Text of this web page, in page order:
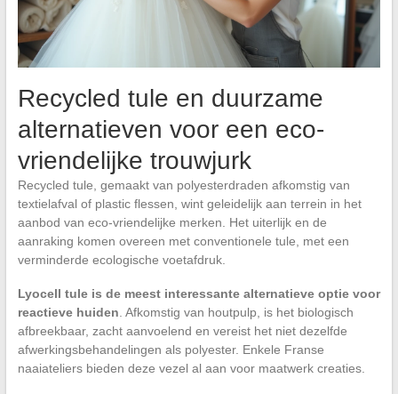
Recycled tule en duurzame
alternatieven voor een eco-
vriendelijke trouwjurk
Recycled tule, gemaakt van polyesterdraden afkomstig van
textielafval of plastic flessen, wint geleidelijk aan terrein in het
aanbod van eco-vriendelijke merken. Het uiterlijk en de
aanraking komen overeen met conventionele tule, met een
verminderde ecologische voetafdruk.
Lyocell tule is de meest interessante alternatieve optie voor
reactieve huiden. Afkomstig van houtpulp, is het biologisch
afbreekbaar, zacht aanvoelend en vereist het niet dezelfde
afwerkingsbehandelingen als polyester. Enkele Franse
naaiateliers bieden deze vezel al aan voor maatwerk creaties.